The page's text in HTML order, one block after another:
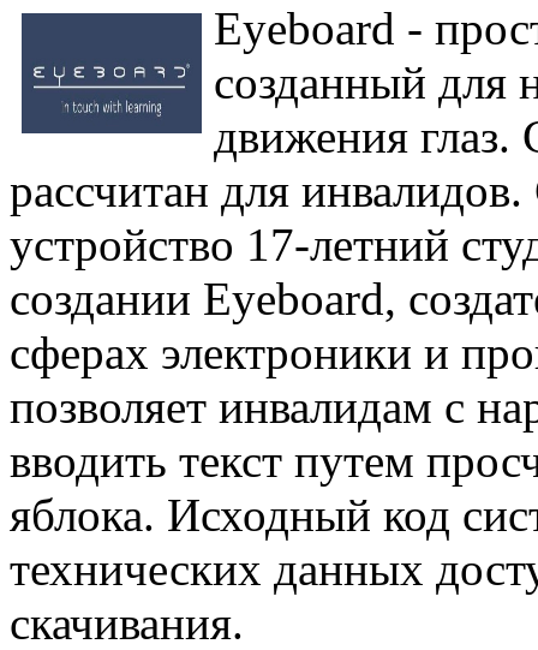
Eyeboard -
созданный для
движения глаз.
рассчитан для
устройство 17-летний
создании Eyeboard,
сферах электроники и
позволяет инвалидам с
вводить текст путем
яблока. Исходный код
технических данных
скачивания.